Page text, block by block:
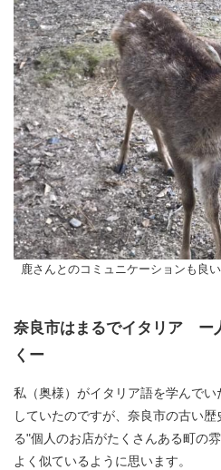
鹿さんとのコミュニケーションも良
奈良市はまるでイタリア ー
くー
私（奥様）がイタリア語を学んで
していたのですが、奈良市の古い
る"個人のお店がたくさんある町の
よく似ているように思います。